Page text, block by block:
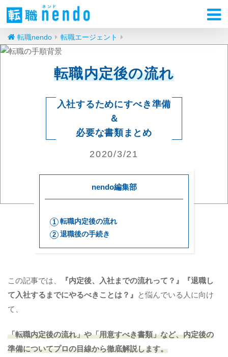
転職nendo 転職エージェント
転職内定後の流れ
入社するためにすべき準備
＆
必要な書類まとめ
2020/3/21
nendo編集部
転職内定後の流れ
退職後の手続き
この記事では、
『内定後、入社までの流れって？』『退職し
て入社するまでにやるべきことは？』
と悩んでいる人に向け
て、
「転職内定後の流れ」や「用意すべき書類」など、内定後の
準備についてプロの目線から徹底解説します。